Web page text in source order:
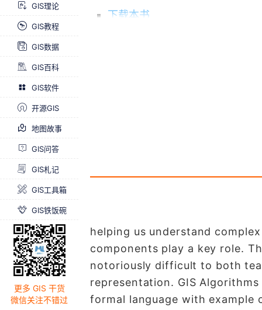
GIS理论
GIS教程
GIS数据
GIS百科
GIS软件
开源GIS
地图故事
GIS问答
GIS札记
GIS工具箱
GIS铁饭碗
更多 GIS 干货
微信关注不错过
下载本书
helping us understand
components play a key role.
notoriously difficult to both
representation. GIS
formal language with example